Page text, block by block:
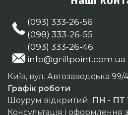
(093) 333-26-56
(098) 333-26-55
(093) 333-26-46
info@grillpoint.com.ua
Київ, вул. Автозаводська 99/4
Графік роботи
Шоурум відкритий: ПН - ПТ
Консультація і оформлення